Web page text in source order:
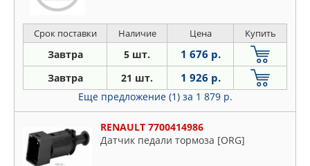
Срок поставки Наличие Цена Купить
Завтра 5 шт. 1 676 р.
Завтра 21 шт. 1 926 р.
Еще предложение (1) за 1 879 р.
RENAULT 7700414986
Датчик педали тормоза [ORG]